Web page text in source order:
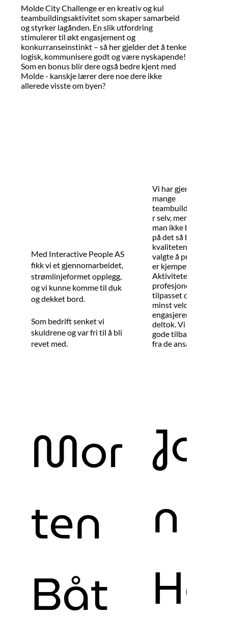
Molde City Challenge er en kreativ og kul
teambuildingsaktivitet som skaper samarbeid
og styrker lagånden. En slik utfordring
stimulerer til økt engasjement og
konkurranseinstinkt – så her gjelder det å tenke
logisk, kommunisere godt og være nyskapende!
Som en bonus blir dere også bedre kjent med
Molde - kanskje lærer dere noe dere ikke
allerede visste om byen?
Med Interactive People AS
fikk vi et gjennomarbeidet,
strømlinjeformet opplegg,
og vi kunne komme til duk
og dekket bord.
Som bedrift senket vi
skuldrene og var fri til å bli
revet med.
Mor
ten
Båt
Vi har gjennomført
mange
r selv, men vi ser at
man ikke bruker nok
på det så blir ikke
kvaliteten god nok. Vi
valgte å prøve dere,
er kjempefornøyde.
Aktiviteten var
profesjonelt
tilpasset oss, og ikke
minst veldig
engasjerende for de
deltok. Vi har bare
gode
fra de ansatte.
Joh
n
Hel